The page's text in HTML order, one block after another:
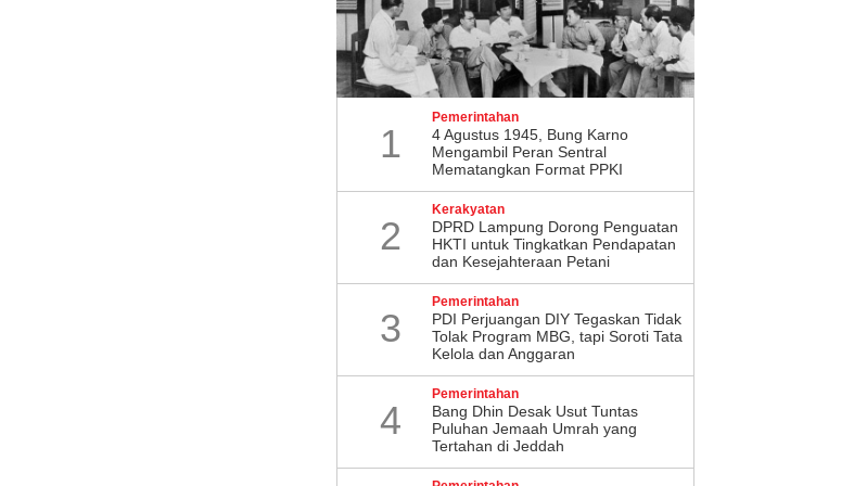
1
Pemerintahan
4 Agustus 1945, Bung Karno
Mengambil Peran Sentral
Mematangkan Format PPKI
2
Kerakyatan
DPRD Lampung Dorong Penguatan
HKTI untuk Tingkatkan Pendapatan
dan Kesejahteraan Petani
3
Pemerintahan
PDI Perjuangan DIY Tegaskan Tidak
Tolak Program MBG, tapi Soroti Tata
Kelola dan Anggaran
4
Pemerintahan
Bang Dhin Desak Usut Tuntas
Puluhan Jemaah Umrah yang
Tertahan di Jeddah